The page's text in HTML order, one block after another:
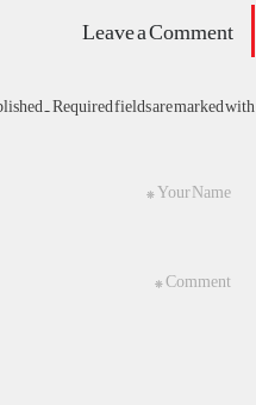
Leave a Comment
Required fields are marked with *